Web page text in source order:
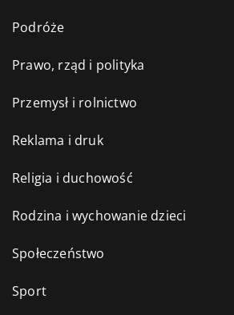
Podróże
Prawo, rząd i polityka
Przemysł i rolnictwo
Reklama i druk
Religia i duchowość
Rodzina i wychowanie dzieci
Społeczeństwo
Sport